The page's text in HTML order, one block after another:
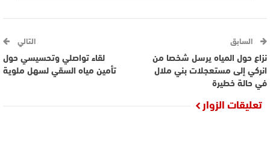
السابق
نزاع حول المياه يرسل شخصا من
انركي إلى مستعجلات بني ملال
في حالة خطيرة
التالي
لقاء تواصلي وتحسيسي حول
تأمين مياه السقي لسهل ملوية
تعليقات الزوار